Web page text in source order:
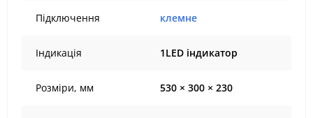
Підключення клемне
Індикація 1LED індикатор
Розміри, мм 530 × 300 × 230